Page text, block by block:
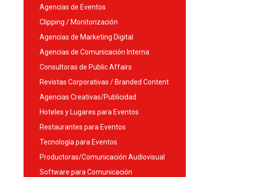
Agencias de Eventos
Clipping / Monitorización
Agencias de Marketing Digital
Agencias de Comunicación Interna
Consultoras de Public Affairs
Revistas Corporativas / Branded Content
Agencias Creativas/Publicidad
Hoteles y Lugares para Eventos
Restaurantes para Eventos
Tecnología para Eventos
Productoras/Comunicación Audiovisual
Software para Comunicación